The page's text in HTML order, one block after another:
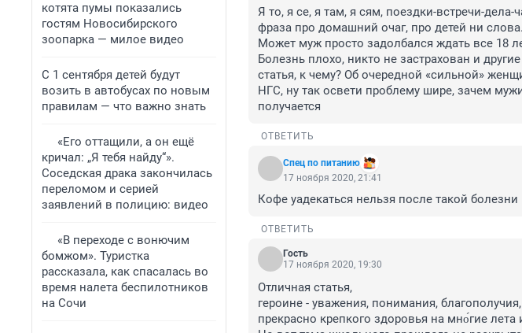
котята пумы показались
гостям Новосибирского
зоопарка — милое видео
С 1 сентября детей будут
возить в автобусах по новым
правилам — что важно знать
«Его оттащили, а он ещё
кричал: „Я тебя найду“».
Соседская драка закончилась
переломом и серией
заявлений в полицию: видео
«В переходе с вонючим
бомжом». Туристка
рассказала, как спасалась во
время налета беспилотников
на Сочи
Я то, я се, я там, я сям, поездки-встречи-
фраза про домашний очаг, про детей ни
Может муж просто задолбался ждать все 18
Болезнь плохо, никто не застрахован и
статья, к чему? Об очередной «сильной»
НГС, ну так освети проблему шире, зачем
получается
ОТВЕТИТЬ
Спец по питанию
17 ноября 2020, 21:41
Кофе уадекаться нельзя после такой
ОТВЕТИТЬ
Гость
17 ноября 2020, 19:30
Отличная статья,
героине - уважения, понимания,
прекрасно крепкого здоровья на мно́гие лета